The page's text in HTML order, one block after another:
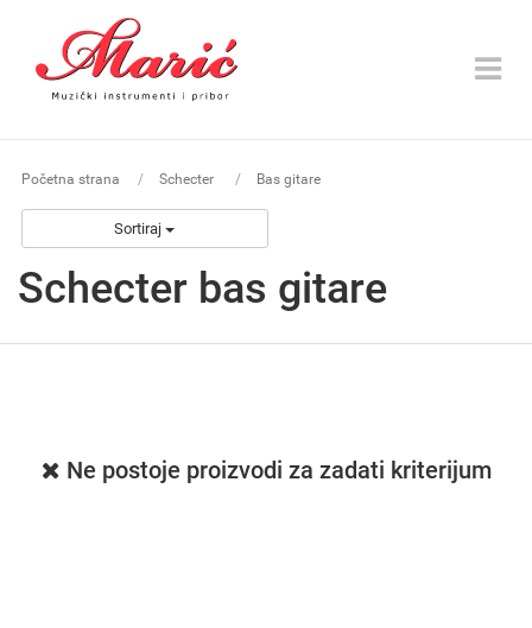
Toggle
Početna strana Schecter Bas gitare
Sortiraj
Schecter bas gitare
Ne postoje proizvodi za zadati kriterijum